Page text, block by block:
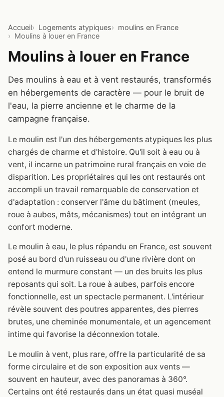
Accueil Logements atypiques
moulins en France
Moulins à louer en France
Moulins à louer en France
Des moulins à eau et à vent restaurés, transformés
en hébergements de caractère — pour le bruit de
l'eau, la pierre ancienne et le charme de la
campagne française.
Le moulin est l'un des hébergements atypiques les plus
chargés de charme et d'histoire. Qu'il soit à eau ou à
vent, il incarne un patrimoine rural français en voie de
disparition. Les propriétaires qui les ont restaurés ont
accompli un travail remarquable de conservation et
d'adaptation : conserver l'âme du bâtiment (meules,
roue à aubes, mâts, mécanismes) tout en intégrant un
confort moderne.
Le moulin à eau, le plus répandu en France, est souvent
posé au bord d'un ruisseau ou d'une rivière dont on
entend le murmure constant — un des bruits les plus
reposants qui soit. La roue à aubes, parfois encore
fonctionnelle, est un spectacle permanent. L'intérieur
révèle souvent des poutres apparentes, des pierres
brutes, une cheminée monumentale, et un agencement
intime qui favorise la déconnexion totale.
Le moulin à vent, plus rare, offre la particularité de sa
forme circulaire et de son exposition aux vents —
souvent en hauteur, avec des panoramas à 360°.
Certains ont été restaurés dans un état quasi muséal